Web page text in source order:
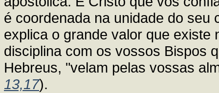
é coordenada na unidade do seu
explica o grande valor que existe
disciplina com os vossos Bispos
Hebreus, "velam pelas vossas
13,17).